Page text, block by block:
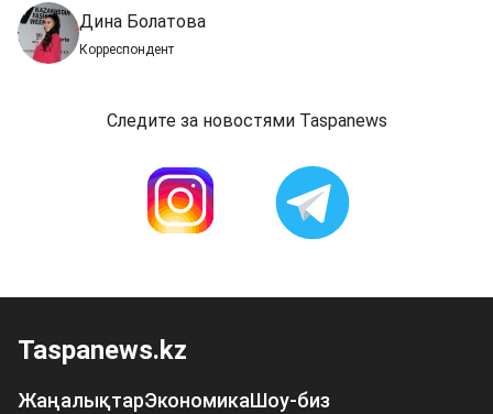
Дина Болатова
Корреспондент
Следите за новостями Taspanews
Taspanews.kz
ЖаңалықтарЭкономикаШоу-биз